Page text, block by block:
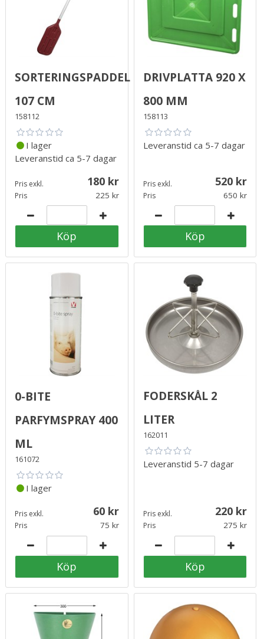
Sorteringspaddel
107 cm
158112
I lager
Leveranstid ca 5-7 dagar
Pris exkl. 180
Pris 225
Köp
Drivplatta 920 x
800 mm
158113
Leveranstid ca 5-7 dagar
Pris exkl. 520
Pris 650
Köp
0-bite
Parfymspray 400
ml
161072
I lager
Pris exkl. 60
Pris 75
Köp
Foderskål 2
liter
162011
Leveranstid 5-7 dagar
Pris exkl. 220
Pris 275
Köp